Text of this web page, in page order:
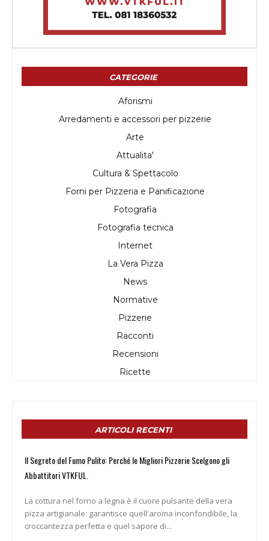
CATEGORIE
Aforismi
Arredamenti e accessori per pizzerie
Arte
Attualita'
Cultura & Spettacolo
Forni per Pizzeria e Panificazione
Fotografia
Fotografia tecnica
Internet
La Vera Pizza
News
Normative
Pizzerie
Racconti
Recensioni
Ricette
ARTICOLI RECENTI
Il Segreto del Fumo Pulito: Perché le Migliori Pizzerie Scelgono gli
Abbattitori VTKFUL.
La cottura nel forno a legna è il cuore pulsante della vera
pizza artigianale: garantisce quell'aroma inconfondibile, la
croccantezza perfetta e quel sapore di...